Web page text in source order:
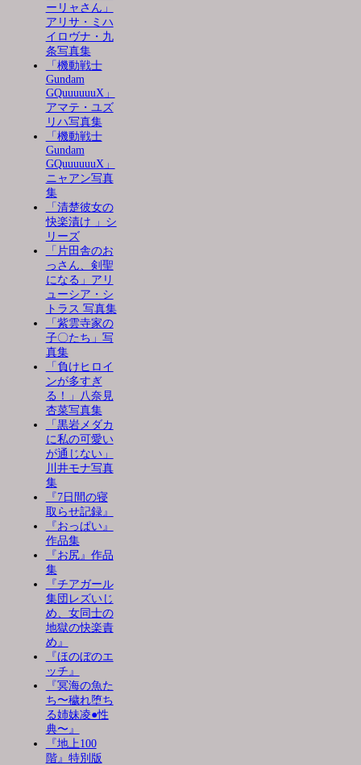
ーリャさん」
アリサ・ミハ
イロヴナ・九
条写真集
「機動戦士
Gundam
GQuuuuuuX」
アマテ・ユズ
リハ写真集
「機動戦士
Gundam
GQuuuuuuX」
ニャアン写真
集
「清楚彼女の
快楽漬け 」シ
リーズ
「片田舎のお
っさん、剣聖
になる」アリ
ューシア・シ
トラス 写真集
「紫雲寺家の
子〇たち」写
真集
「負けヒロイ
ンが多すぎ
る！」八奈見
杏菜写真集
「黒岩メダカ
に私の可愛い
が通じない」
川井モナ写真
集
『7日間の寝
取らせ記録』
『おっぱい』
作品集
『お尻』作品
集
『チアガール
集団レズいじ
め、女同士の
地獄の快楽責
め』
『ほのぼのエ
ッチ』
『冥海の魚た
ち〜穢れ堕ち
る姉妹凌●性
典〜』
『地上100
階』特別版